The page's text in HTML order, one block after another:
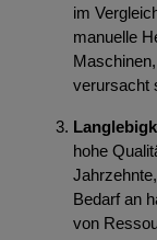
im
manuelle
verursacht
hohe
Bedarf an
von